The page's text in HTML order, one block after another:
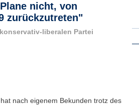
nicht, von
zurückzutreten"
liberalen Partei
nach eigenem Bekunden trotz des